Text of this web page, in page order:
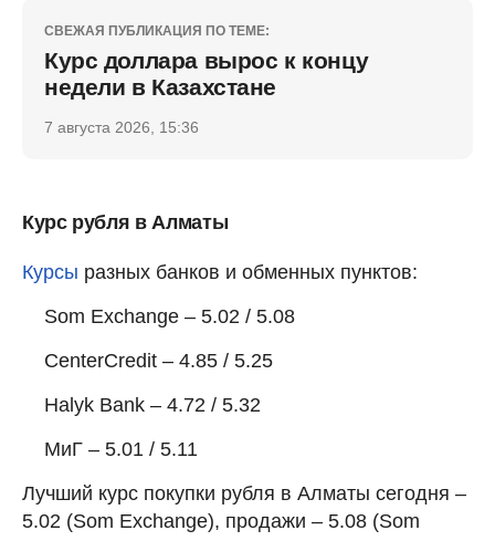
СВЕЖАЯ ПУБЛИКАЦИЯ ПО ТЕМЕ:
Курс доллара вырос к концу
недели в Казахстане
7 августа 2026, 15:36
Курс рубля в Алматы
Курсы разных банков и обменных пунктов:
Som Exchange – 5.02 / 5.08
CenterCredit – 4.85 / 5.25
Halyk Bank – 4.72 / 5.32
МиГ – 5.01 / 5.11
Лучший курс покупки рубля в Алматы сегодня –
5.02 (Som Exchange), продажи – 5.08 (Som